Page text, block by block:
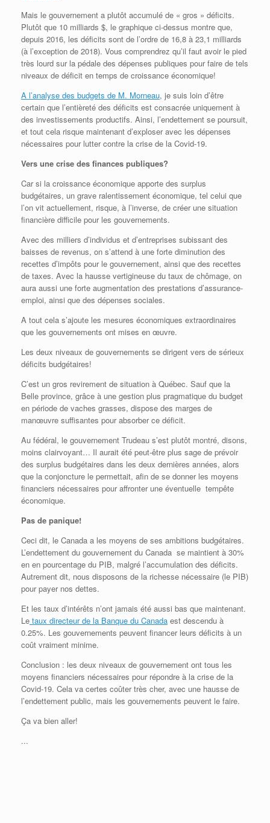
Mais le gouvernement a plutôt accumulé de « gros » déficits.
Plutôt que 10 milliards $, le graphique ci-dessus montre que,
depuis 2016, les déficits sont de l’ordre de 16,8 à 23,1 milliards
(à l’exception de 2018). Vous comprendrez qu’il faut avoir le pied
très lourd sur la pédale des dépenses publiques pour faire de tels
niveaux de déficit en temps de croissance économique!
A l’analyse des budgets de M. Morneau, je suis loin d’être
certain que l’entièreté des déficits est consacrée uniquement à
des investissements productifs. Ainsi, l’endettement se poursuit,
et tout cela risque maintenant d’exploser avec les dépenses
nécessaires pour lutter contre la crise de la Covid-19.
Vers une crise des finances publiques?
Car si la croissance économique apporte des surplus
budgétaires, un grave ralentissement économique, tel celui que
l’on vit actuellement, risque, à l’inverse, de créer une situation
financière difficile pour les gouvernements.
Avec des milliers d’individus et d’entreprises subissant des
baisses de revenus, on s’attend à une forte diminution des
recettes d’impôts pour le gouvernement, ainsi que des recettes
de taxes. Avec la hausse vertigineuse du taux de chômage, on
aura aussi une forte augmentation des prestations d’assurance-
emploi, ainsi que des dépenses sociales.
A tout cela s’ajoute les mesures économiques extraordinaires
que les gouvernements ont mises en œuvre.
Les deux niveaux de gouvernements se dirigent vers de sérieux
déficits budgétaires!
C’est un gros revirement de situation à Québec. Sauf que la
Belle province, grâce à une gestion plus pragmatique du budget
en période de vaches grasses, dispose des marges de
manœuvre suffisantes pour absorber ce déficit.
Au fédéral, le gouvernement Trudeau s’est plutôt montré, disons,
moins clairvoyant… Il aurait été peut-être plus sage de prévoir
des surplus budgétaires dans les deux dernières années, alors
que la conjoncture le permettait, afin de se donner les moyens
financiers nécessaires pour affronter une éventuelle tempête
économique.
Pas de panique!
Ceci dit, le Canada a les moyens de ses ambitions budgétaires.
L’endettement du gouvernement du Canada se maintient à 30%
en en pourcentage du PIB, malgré l’accumulation des déficits.
Autrement dit, nous disposons de la richesse nécessaire (le PIB)
pour payer nos dettes.
Et les taux d’intérêts n’ont jamais été aussi bas que maintenant.
Le taux directeur de la Banque du Canada est descendu à
0.25%. Les gouvernements peuvent financer leurs déficits à un
coût vraiment minime.
Conclusion : les deux niveaux de gouvernement ont tous les
moyens financiers nécessaires pour répondre à la crise de la
Covid-19. Cela va certes coûter très cher, avec une hausse de
l’endettement public, mais les gouvernements peuvent le faire.
Ça va bien aller!
...